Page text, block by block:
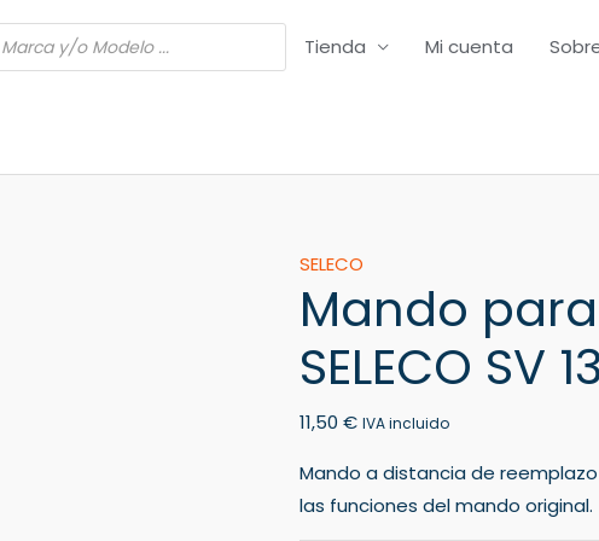
Tienda Mi cuenta
SELECO
Mando para
SELECO SV
11,50 € IVA incluido
Mando a distancia de
las funciones del mando original.
Mando
para
VCR/DVR
SELECO
1300